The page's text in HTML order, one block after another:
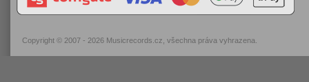
Copyright © 2007 - 2026 Musicrecords.cz , všechna práva vyhrazena.